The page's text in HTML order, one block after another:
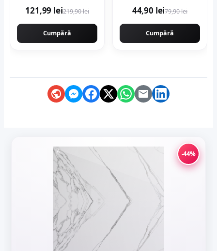
121,99 lei219,90 lei
Cumpără
rectificata tip marmura
44,90 lei79,90 lei
Cumpără
-44%